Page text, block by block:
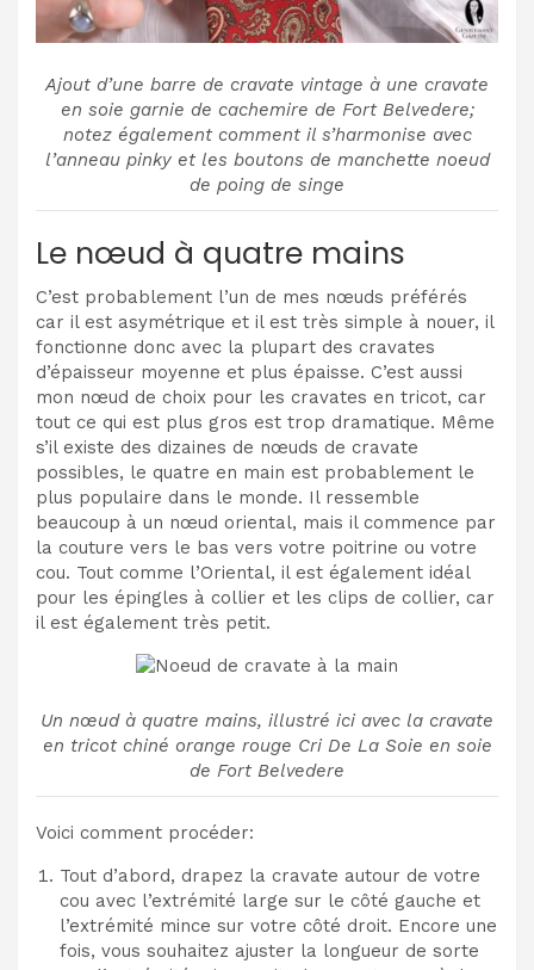
Ajout d’une barre de cravate vintage à une cravate
en soie garnie de cachemire de Fort Belvedere;
notez également comment il s’harmonise avec
l’anneau pinky et les boutons de manchette noeud
de poing de singe
Le nœud à quatre mains
C’est probablement l’un de mes nœuds préférés
car il est asymétrique et il est très simple à nouer, il
fonctionne donc avec la plupart des cravates
d’épaisseur moyenne et plus épaisse. C’est aussi
mon nœud de choix pour les cravates en tricot, car
tout ce qui est plus gros est trop dramatique. Même
s’il existe des dizaines de nœuds de cravate
possibles, le quatre en main est probablement le
plus populaire dans le monde. Il ressemble
beaucoup à un nœud oriental, mais il commence par
la couture vers le bas vers votre poitrine ou votre
cou. Tout comme l’Oriental, il est également idéal
pour les épingles à collier et les clips de collier, car
il est également très petit.
Un nœud à quatre mains, illustré ici avec la cravate
en tricot chiné orange rouge Cri De La Soie en soie
de Fort Belvedere
Voici comment procéder:
Tout d’abord, drapez la cravate autour de votre
cou avec l’extrémité large sur le côté gauche et
l’extrémité mince sur votre côté droit. Encore une
fois, vous souhaitez ajuster la longueur de sorte